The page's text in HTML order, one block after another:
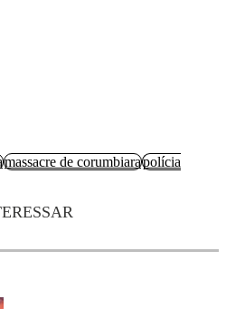
massacre de corumbiarapolícia